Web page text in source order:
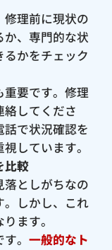
修理前に現状の
、専門的な状
かをチェック
要です。修理
してくださ
で状況確認を
しています。
比較
落としがちなの
。しかし、これ
ます。
。 一般的なト